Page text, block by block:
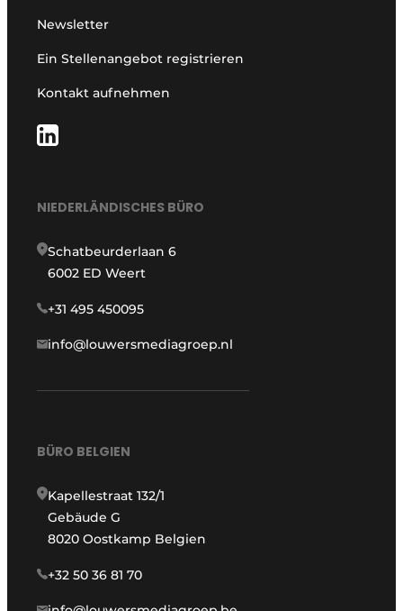
Newsletter
Ein Stellenangebot registrieren
Kontakt aufnehmen
NIEDERLÄNDISCHES BÜRO
Schatbeurderlaan 6
6002 ED Weert
+31 495 450095
info@louwersmediagroep.nl
BÜRO BELGIEN
Kapellestraat 132/1
Gebäude G
8020 Oostkamp Belgien
+32 50 36 81 70